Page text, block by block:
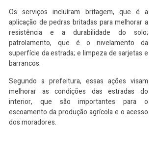
Os serviços incluíram britagem, que é a
aplicação de pedras britadas para melhorar a
resistência e a durabilidade do solo;
patrolamento, que é o nivelamento da
superfície da estrada; e limpeza de sarjetas e
barrancos.
Segundo a prefeitura, essas ações visam
melhorar as condições das estradas do
interior, que são importantes para o
escoamento da produção agrícola e o acesso
dos moradores.